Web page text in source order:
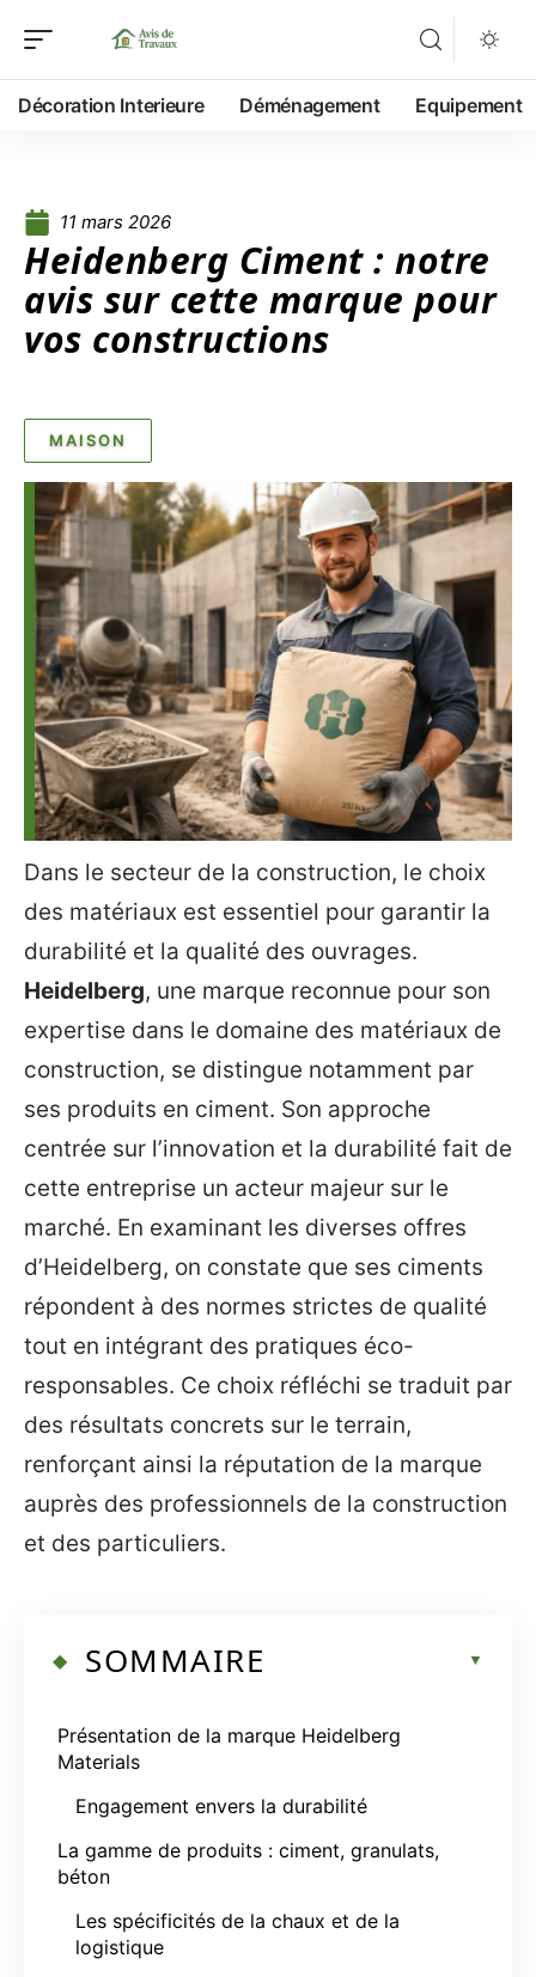
Décoration Interieure Déménagement Equipement
11 mars 2026
Heidenberg Ciment : notre
avis sur cette marque pour
vos constructions
MAISON
Dans le secteur de la construction, le choix
des matériaux est essentiel pour garantir la
durabilité et la qualité des ouvrages.
Heidelberg, une marque reconnue pour son
expertise dans le domaine des matériaux de
construction, se distingue notamment par
ses produits en ciment. Son approche
centrée sur l’innovation et la durabilité fait de
cette entreprise un acteur majeur sur le
marché. En examinant les diverses offres
d’Heidelberg, on constate que ses ciments
répondent à des normes strictes de qualité
tout en intégrant des pratiques éco-
responsables. Ce choix réfléchi se traduit par
des résultats concrets sur le terrain,
renforçant ainsi la réputation de la marque
auprès des professionnels de la construction
et des particuliers.
SOMMAIRE
Présentation de la marque Heidelberg
Materials
Engagement envers la durabilité
La gamme de produits : ciment, granulats,
béton
Les spécificités de la chaux et de la
logistique